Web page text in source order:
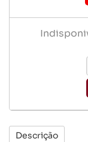
Descrição